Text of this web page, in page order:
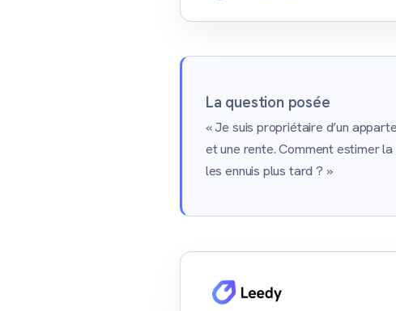
La question posée
« Je suis propriétaire d’un
et une rente. Comment estimer
les ennuis plus tard ? »